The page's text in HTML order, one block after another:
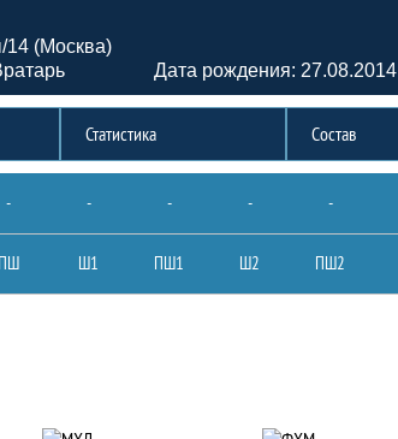
14 (Москва)
Дата рождения: 27.08.2014
Статистика Состав
- - - - -
ПШ Ш1 ПШ1 Ш2 ПШ2